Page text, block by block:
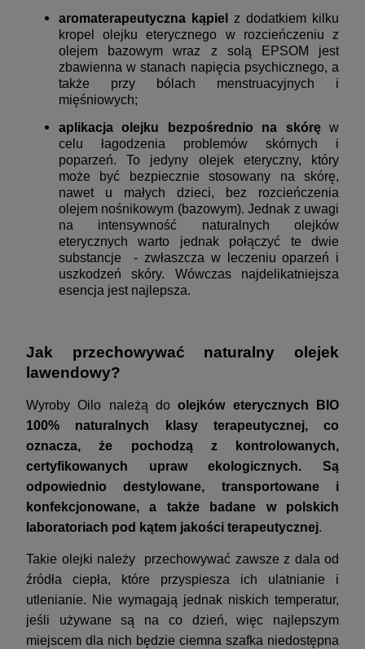
aromaterapeutyczna kąpiel z dodatkiem kilku
kropel olejku eterycznego w rozcieńczeniu z
olejem bazowym wraz z solą EPSOM jest
zbawienna w stanach napięcia psychicznego, a
także przy bólach menstruacyjnych i
mięśniowych;
aplikacja olejku bezpośrednio na skóręw
celu łagodzenia problemów skórnych i
poparzeń. To jedyny olejek eteryczny, który
może być bezpiecznie stosowany na skórę,
nawet u małych dzieci, bez rozcieńczenia
olejem nośnikowym (bazowym). Jednak z uwagi
na intensywność naturalnych olejków
eterycznych warto jednak połączyć te dwie
substancje - zwłaszcza w leczeniu oparzeń i
uszkodzeń skóry. Wówczas najdelikatniejsza
esencja jest najlepsza.
Jak przechowywać naturalny olejek
lawendowy?
Wyroby Oilo należą doolejków eterycznych BIO
100% naturalnych klasy terapeutycznej, co
oznacza, że pochodzą z kontrolowanych,
certyfikowanych upraw ekologicznych. Są
odpowiednio destylowane, transportowane i
konfekcjonowane, a także badane w polskich
laboratoriach pod kątem jakości terapeutycznej.
Takie olejki należy przechowywać zawsze z dala od
źródła ciepła, które przyspiesza ich ulatnianie i
utlenianie. Nie wymagają jednak niskich temperatur,
jeśli używane są na co dzień, więc najlepszym
miejscem dla nich będzie ciemna szafka niedostępna